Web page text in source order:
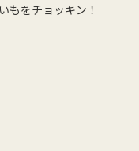
もをチョッキン！